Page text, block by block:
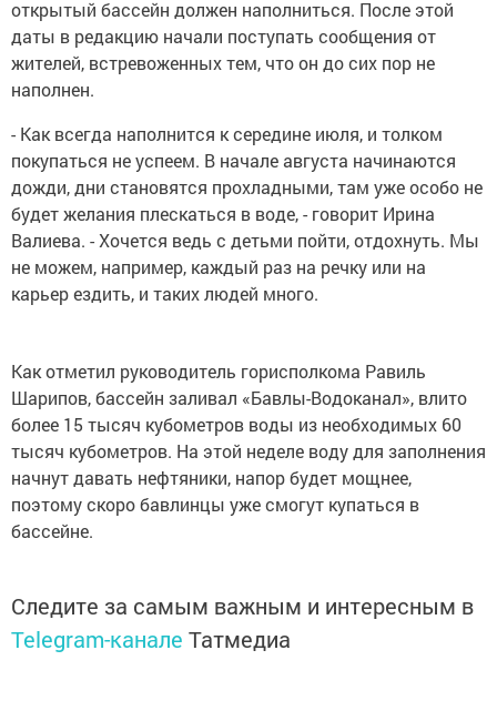
открытый бассейн должен наполниться. После этой
даты в редакцию начали поступать сообщения от
жителей, встревоженных тем, что он до сих пор не
наполнен.
- Как всегда наполнится к середине июля, и толком
покупаться не успеем. В начале августа начинаются
дожди, дни становятся прохладными, там уже особо не
будет желания плескаться в воде, - говорит Ирина
Валиева. - Хочется ведь с детьми пойти, отдохнуть. Мы
не можем, например, каждый раз на речку или на
карьер ездить, и таких людей много.
Как отметил руководитель горисполкома Равиль
Шарипов, бассейн заливал «Бавлы-Водоканал», влито
более 15 тысяч кубометров воды из необходимых 60
тысяч кубометров. На этой неделе воду для заполнения
начнут давать нефтяники, напор будет мощнее,
поэтому скоро бавлинцы уже смогут купаться в
бассейне.
Следите за самым важным и интересным в
Telegram-канале Татмедиа